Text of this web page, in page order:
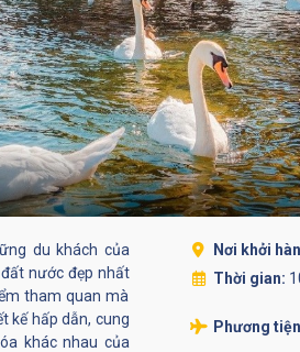
du khách của
nước đẹp nhất
tham quan mà
kế hấp dẫn, cung
khác nhau của
Nơi khởi
Thời gian:
Phương